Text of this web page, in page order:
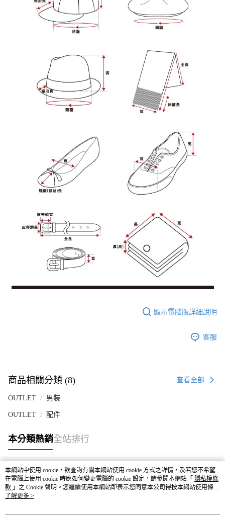
顯示電腦版詳細說明
客服
商品相關分類 (8) 查看全部
OUTLET 男裝
OUTLET 配件
本分類熱銷全站排行
熱門標籤
本網站中使用 cookie，欲查詢有關本網站使用 cookie 方式之詳情，及若您不希望
在電腦上使用 cookie 時應如何變更電腦的 cookie 設定，請參閱本網站「 隱私權條
款 」之 Cookie 聲明。您繼續使用本網站即表示您同意本公司得按本網站使用條款
之 Cookie 聲明使用 cookie。
了解更多 >